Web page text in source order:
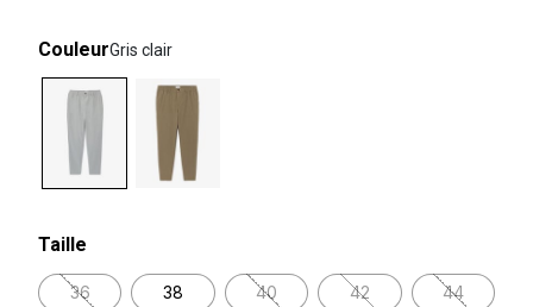
CouleurGris clair
Taille
36 38 40 42 44